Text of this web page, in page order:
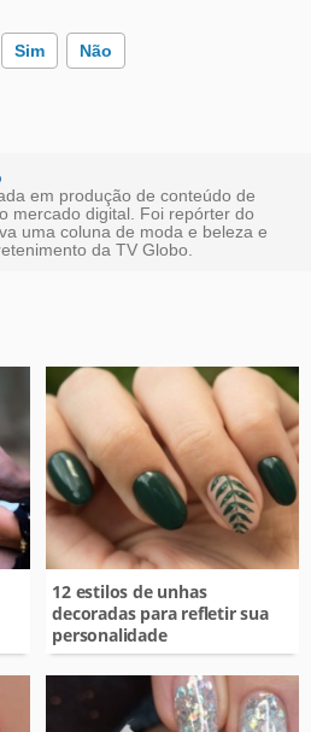
Sim Não
incorreta
informação que procuro
em produção de conteúdo de
mercado digital. Foi repórter do
uma coluna de moda e beleza e
da TV Globo.
12 estilos de unhas
decoradas para refletir sua
personalidade